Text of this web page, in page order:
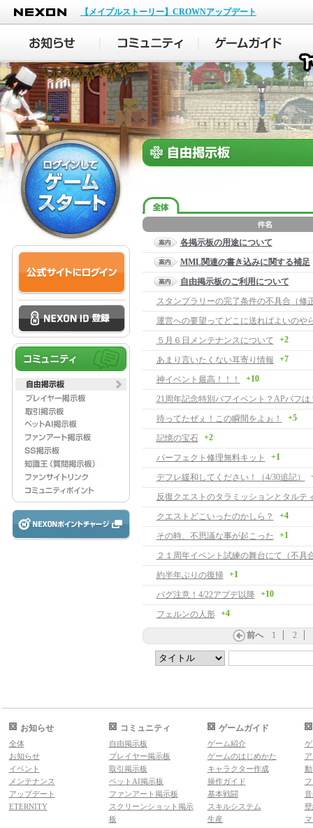
NEXON
【メイプルストーリー】CROWNアップデート
各掲示板の用途について
MML関連の書き込みに関する補足
自由掲示板のご利用について
運営への要望ってどこに送ればよいのや
５月６日メンテナンスについて
+2
あまり言いたくない耳寄り情報 +7
神イベント最高！！！ +10
21周年記念特別バフイベント？APバフは
待ってたぜぇ！この瞬間をよぉ！
+5
記憶の宝石 +2
パーフェクト修理無料キット +1
デフレ緩和してください！（4/30追記）
クエストどこいったのかしら？ +4
その時、不思議な事が起こった +1
２１周年イベント試練の舞台にて（不具
約半年ぶりの復帰
+1
バグ注意！4/22アプデ以降 +10
フェルンの人形 +4
前へ 1 2
お知らせ
全体
お知らせ
イベント
メンテナンス
アップデート
ETERNITY
コミュニティ
自由掲示板
プレイヤー掲示板
取引掲示板
ペットAI掲示板
ファンアート掲示板
スクリーンショット掲示
板
ゲームガイド
ゲーム紹介
ゲームのはじめかた
キャラクター作成
操作ガイド
基本戦闘
スキルシステム
生産